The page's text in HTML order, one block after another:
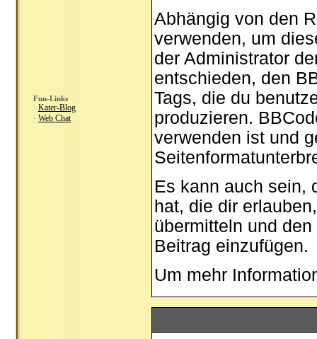
Fun-Links
· Kater-Blog
· Web Chat
Abhängig von den
verwenden, um
der Administrator
entschieden, den
Tags, die du
produzieren.
verwenden ist und
Es kann auch sein,
hat, die dir
übermitteln und den
Beitrag einzufügen.
Um mehr